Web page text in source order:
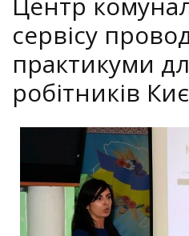
сервісу
практикуми
робітників